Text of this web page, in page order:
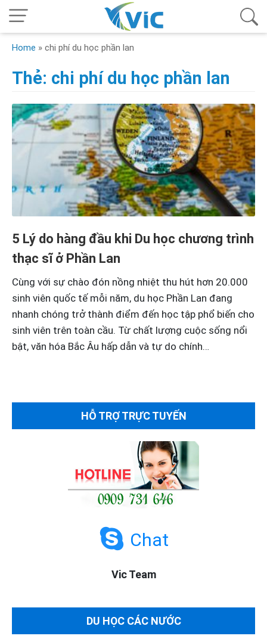
Home » chi phí du học phần lan
Thẻ: chi phí du học phần lan
5 Lý do hàng đầu khi Du học chương trình
thạc sĩ ở Phần Lan
Cùng với sự chào đón nồng nhiệt thu hút hơn 20.000
sinh viên quốc tế mỗi năm, du học Phần Lan đang
nhanh chóng trở thành điểm đến học tập phổ biến cho
sinh viên trên toàn cầu. Từ chất lượng cuộc sống nổi
bật, văn hóa Bắc Âu hấp dẫn và tự do chính…
HỖ TRỢ TRỰC TUYẾN
Chat
Vic Team
DU HỌC CÁC NƯỚC